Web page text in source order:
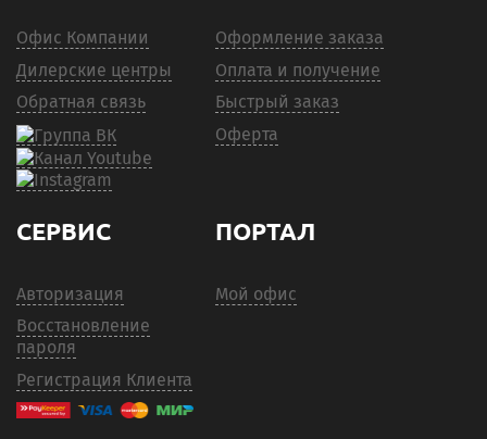
Офис Компании
Дилерские центры
Обратная связь
Оформление заказа
Оплата и получение
Быстрый заказ
Оферта
СЕРВИС
Авторизация
Восстановление
пароля
Регистрация Клиента
ПОРТАЛ
Мой офис